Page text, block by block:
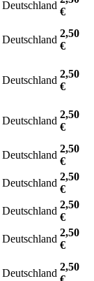
Deutschland
€
Deutschland
2,50
€
Deutschland
2,50
€
Deutschland
2,50
€
Deutschland
2,50
€
Deutschland
2,50
€
Deutschland
2,50
€
Deutschland
2,50
€
Deutschland
2,50